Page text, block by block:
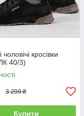
чоловічі кросівки
40/3)
3 299 ₴
Купити